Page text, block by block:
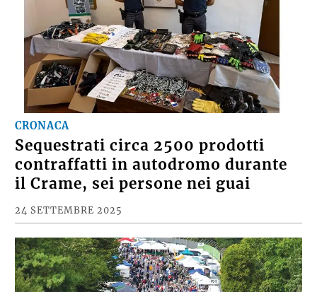
CRONACA
Sequestrati circa 2500 prodotti
contraffatti in autodromo durante
il Crame, sei persone nei guai
24 SETTEMBRE 2025